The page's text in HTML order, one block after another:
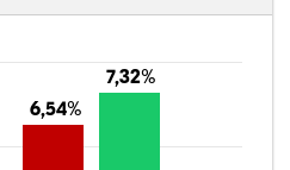
6,54%
6,54%
7,32%
7,32%